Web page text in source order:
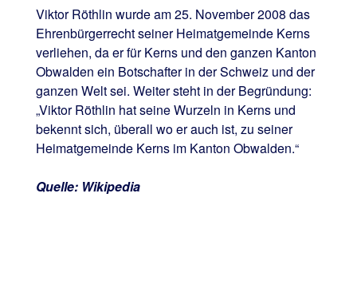
Viktor Röthlin wurde am 25. November 2008 das
Ehrenbürgerrecht seiner Heimatgemeinde Kerns
verliehen, da er für Kerns und den ganzen Kanton
Obwalden ein Botschafter in der Schweiz und der
ganzen Welt sei. Weiter steht in der Begründung:
„Viktor Röthlin hat seine Wurzeln in Kerns und
bekennt sich, überall wo er auch ist, zu seiner
Heimatgemeinde Kerns im Kanton Obwalden.“
Quelle: Wikipedia